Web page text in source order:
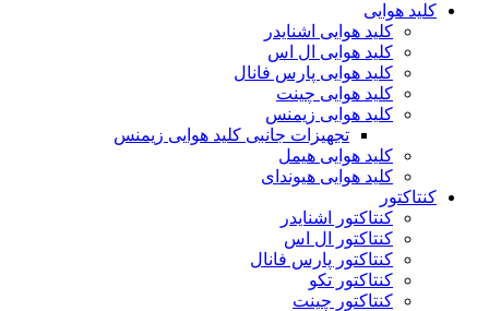
کلید هوایی
کلید هوایی اشنایدر
کلید هوایی ال اس
کلید هوایی پارس فانال
کلید هوایی چینت
کلید هوایی زیمنس
تجهیزات جانبی کلید هوایی زیمنس
کلید هوایی هیمل
کلید هوایی هیوندای
کنتاکتور
کنتاکتور اشنایدر
کنتاکتور ال اس
کنتاکتور پارس فانال
کنتاکتور تکو
کنتاکتور چینت